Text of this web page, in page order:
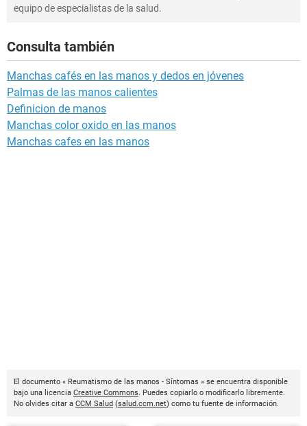
equipo de especialistas de la salud.
Consulta también
Manchas cafés en las manos y dedos en jóvenes
Palmas de las manos calientes
Definicion de manos
Manchas color oxido en las manos
Manchas cafes en las manos
El documento « Reumatismo de las manos - Síntomas » se encuentra disponible
bajo una licencia Creative Commons. Puedes copiarlo o modificarlo libremente.
No olvides citar a CCM Salud (salud.ccm.net) como tu fuente de información.